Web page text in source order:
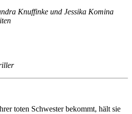
Knuffinke und Jessika Komina
toten Schwester bekommt, hält sie